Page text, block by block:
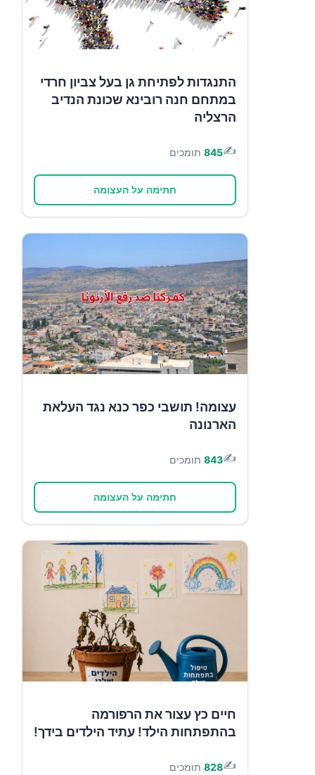
התנגדות לפתיחת גן בעל צביון חרדי
במתחם חנה רובינא שכונת הנדיב
הרצליה
✍️
845 תומכים
חתימה על העצומה
עצומה! תושבי כפר כנא נגד העלאת
הארנונה
✍️
843 תומכים
חתימה על העצומה
חיים כץ עצור את הרפורמה
בהתפתחות הילד! עתיד הילדים בידך!
✍️
828 תומכים